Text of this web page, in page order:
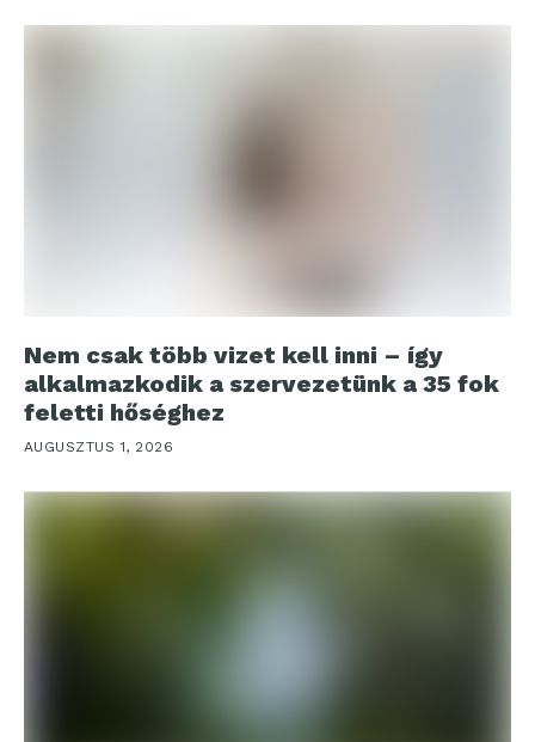
Nem csak több vizet kell inni – így
alkalmazkodik a szervezetünk a 35 fok
feletti hőséghez
AUGUSZTUS 1, 2026